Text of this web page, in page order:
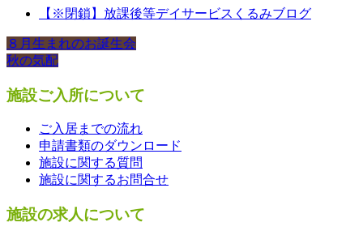
【※閉鎖】放課後等デイサービスくるみブログ
８月生まれのお誕生会
秋の気配
施設ご入所について
ご入居までの流れ
申請書類のダウンロード
施設に関する質問
施設に関するお問合せ
施設の求人について